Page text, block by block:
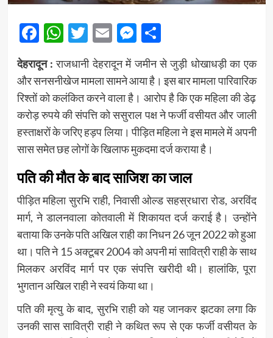
Facebook
WhatsApp
Twitter
EmailMessenger
Share
देहरादून : राजधानी देहरादून में जमीन से जुड़ी धोखाधड़ी का एक
और सनसनीखेज मामला सामने आया है। इस बार मामला पारिवारिक
रिश्तों को कलंकित करने वाला है। आरोप है कि एक महिला की डेढ़
करोड़ रुपये की संपत्ति को ससुराल पक्ष ने फर्जी वसीयत और जाली
हस्ताक्षरों के जरिए हड़प लिया। पीड़ित महिला ने इस मामले में अपनी
सास समेत छह लोगों के खिलाफ मुकदमा दर्ज कराया है।
पति की मौत के बाद साजिश का जाल
पीड़ित महिला सुरभि राही, निवासी ओल्ड सहस्रधारा रोड, अरविंद
मार्ग, ने डालनवाला कोतवाली में शिकायत दर्ज कराई है। उन्होंने
बताया कि उनके पति अखिल राही का निधन 26 जून 2022 को हुआ
था। पति ने 15 अक्टूबर 2004 को अपनी मां सावित्री राही के साथ
मिलकर अरविंद मार्ग पर एक संपत्ति खरीदी थी। हालांकि, पूरा
भुगतान अखिल राही ने स्वयं किया था।
पति की मृत्यु के बाद, सुरभि राही को यह जानकर झटका लगा कि
उनकी सास सावित्री राही ने कथित रूप से एक फर्जी वसीयत के